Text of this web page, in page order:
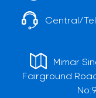
Central/
Mimar
Fairground